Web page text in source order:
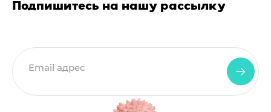
Подпишитесь на нашу рассылку